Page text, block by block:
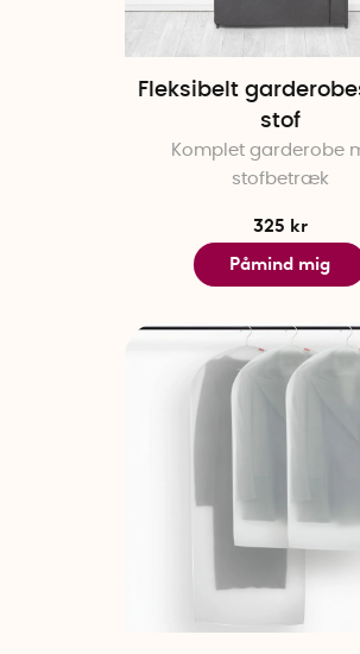
Fleksibelt
stof
Komplet garderobe
stofbetræk
325 kr
Påmind mig